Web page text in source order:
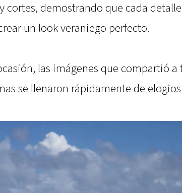
cortes, demostrando que cada
un look veraniego perfecto.
las imágenes que compartió a
se llenaron rápidamente de